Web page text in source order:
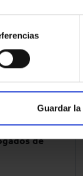
Guardar
2024 - 19:30h
en el
de